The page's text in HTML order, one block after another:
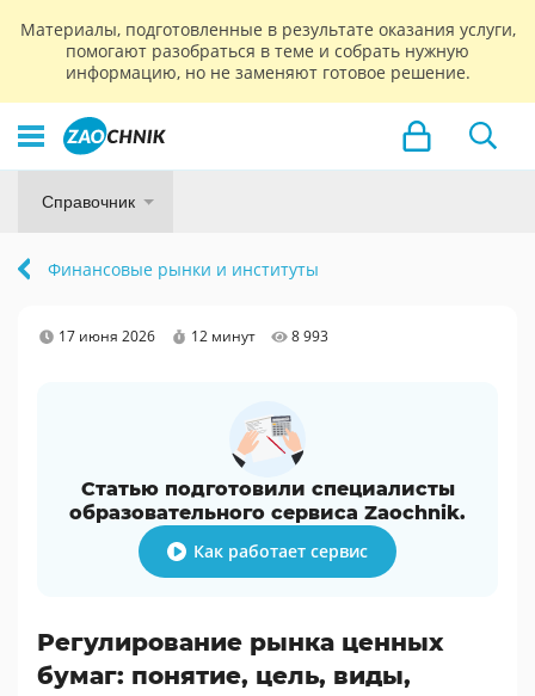
Материалы, подготовленные в результате оказания услуги,
помогают разобраться в теме и собрать нужную
информацию, но не заменяют готовое решение.
Справочник
Финансовые рынки и институты
17 июня 2026 12 минут 8 993
Статью подготовили специалисты
образовательного сервиса Zaochnik.
Как работает сервис
Регулирование рынка ценных
бумаг: понятие, цель, виды,